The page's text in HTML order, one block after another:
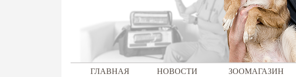
ГЛАВНАЯ НОВОСТИ ЗООМАГАЗИН